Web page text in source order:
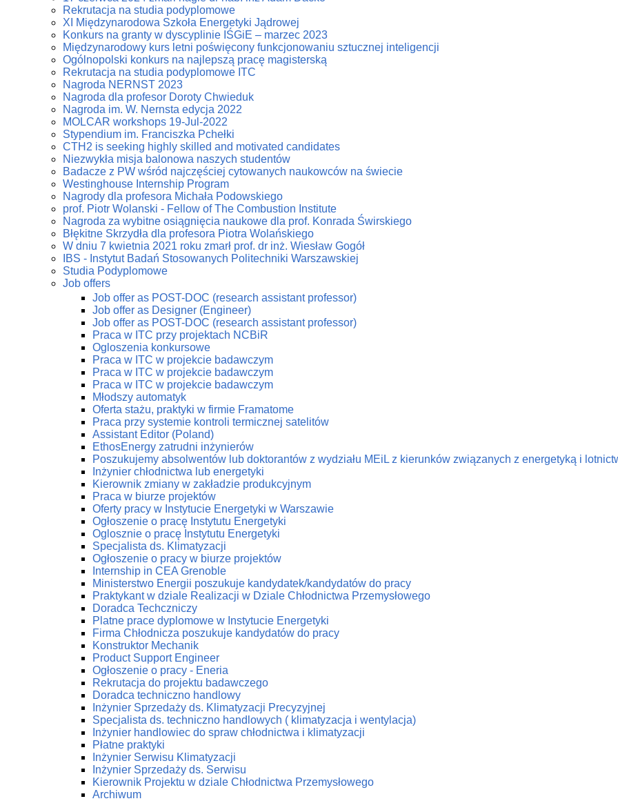
Rekrutacja na studia podyplomowe
XI Międzynarodowa Szkoła Energetyki Jądrowej
Konkurs na granty w dyscyplinie IŚGiE – marzec 2023
Międzynarodowy kurs letni poświęcony funkcjonowaniu sztucznej inteligencji
Ogólnopolski konkurs na najlepszą pracę magisterską
Rekrutacja na studia podyplomowe ITC
Nagroda NERNST 2023
Nagroda dla profesor Doroty Chwieduk
Nagroda im. W. Nernsta edycja 2022
MOLCAR workshops 19-Jul-2022
Stypendium im. Franciszka Pchełki
CTH2 is seeking highly skilled and motivated candidates
Niezwykła misja balonowa naszych studentów
Badacze z PW wśród najczęściej cytowanych naukowców na świecie
Westinghouse Internship Program
Nagrody dla profesora Michała Podowskiego
prof. Piotr Wolanski - Fellow of The Combustion Institute
Nagroda za wybitne osiągnięcia naukowe dla prof. Konrada Świrskiego
Błękitne Skrzydła dla profesora Piotra Wolańskiego
W dniu 7 kwietnia 2021 roku zmarł prof. dr inż. Wiesław Gogół
IBS - Instytut Badań Stosowanych Politechniki Warszawskiej
Studia Podyplomowe
Job offers
Job offer as POST-DOC (research assistant professor)
Job offer as Designer (Engineer)
Job offer as POST-DOC (research assistant professor)
Praca w ITC przy projektach NCBiR
Ogloszenia konkursowe
Praca w ITC w projekcie badawczym
Praca w ITC w projekcie badawczym
Praca w ITC w projekcie badawczym
Młodszy automatyk
Oferta stażu, praktyki w firmie Framatome
Praca przy systemie kontroli termicznej satelitów
Assistant Editor (Poland)
EthosEnergy zatrudni inżynierów
Poszukujemy absolwentów lub doktorantów z wydziału MEiL z kierunków związanych z energetyką i
Inżynier chłodnictwa lub energetyki
Kierownik zmiany w zakładzie produkcyjnym
Praca w biurze projektów
Oferty pracy w Instytucie Energetyki w Warszawie
Ogłoszenie o pracę Instytutu Energetyki
Oglosznie o pracę Instytutu Energetyki
Specjalista ds. Klimatyzacji
Ogłoszenie o pracy w biurze projektów
Internship in CEA Grenoble
Ministerstwo Energii poszukuje kandydatek/kandydatów do pracy
Praktykant w dziale Realizacji w Dziale Chłodnictwa Przemysłowego
Doradca Techczniczy
Platne prace dyplomowe w Instytucie Energetyki
Firma Chłodnicza poszukuje kandydatów do pracy
Konstruktor Mechanik
Product Support Engineer
Ogłoszenie o pracy - Eneria
Rekrutacja do projektu badawczego
Doradca techniczno handlowy
Inżynier Sprzedaży ds. Klimatyzacji Precyzyjnej
Specjalista ds. techniczno handlowych ( klimatyzacja i wentylacja)
Inżynier handlowiec do spraw chłodnictwa i klimatyzacji
Płatne praktyki
Inżynier Serwisu Klimatyzacji
Inżynier Sprzedaży ds. Serwisu
Kierownik Projektu w dziale Chłodnictwa Przemysłowego
Archiwum